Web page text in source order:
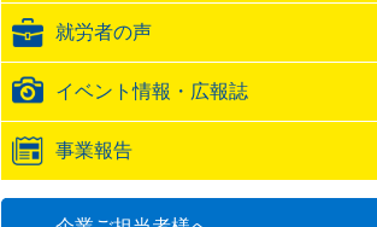
URL就労者の声
イベント情報・広報誌
事業報告